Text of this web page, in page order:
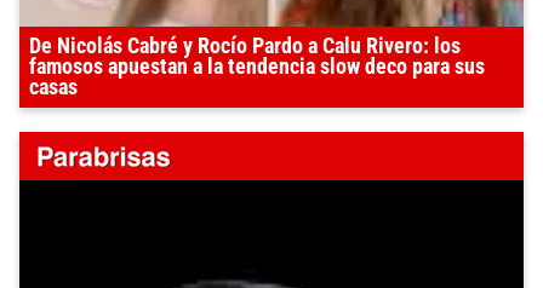
De Nicolás Cabré y Rocío Pardo a Calu Rivero: los
famosos apuestan a la tendencia slow deco para sus
casas